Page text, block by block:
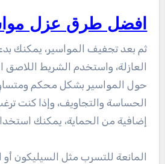
افضل طرق عزل
ثم بعد تجفيف المواسير، يمكنك
العازلة، واستخدم الشريط
حول المواسير بشكل محكم
الحساسة والتجاويف، وإذا كنت
إضافية من الحماية، يمكنك
المانعة للتسرب مثل السيليكون